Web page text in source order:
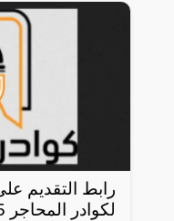
رابط التقديم
لكوادر المحاجر 1445